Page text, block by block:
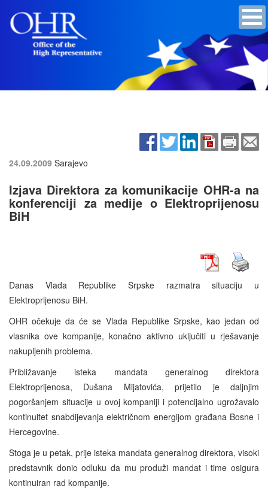
24.09.2009 Sarajevo
Izjava Direktora za komunikacije OHR-a na
konferenciji za medije o Elektroprijenosu
BiH
Danas Vlada Republike Srpske razmatra situaciju u
Elektroprijenosu BiH.
OHR očekuje da će se Vlada Republike Srpske, kao jedan od
vlasnika ove kompanije, konačno aktivno uključiti u rješavanje
nakupljenih problema.
Približavanje isteka mandata generalnog direktora
Elektroprijenosa, Dušana Mijatovića, prijetilo je daljnjim
pogoršanjem situacije u ovoj kompaniji i potencijalno ugrožavalo
kontinuitet snabdijevanja električnom energijom građana Bosne i
Hercegovine.
Stoga je u petak, prije isteka mandata generalnog direktora, visoki
predstavnik donio odluku da mu produži mandat i time osigura
kontinuiran rad kompanije.